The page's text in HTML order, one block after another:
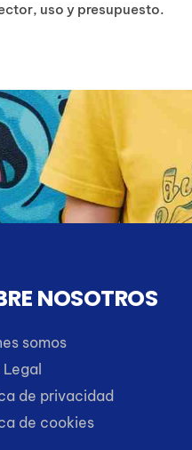
uso y presupuesto.
NOSOTROS
somos
de privacidad
de cookies